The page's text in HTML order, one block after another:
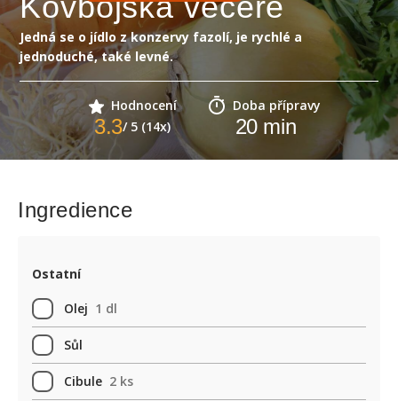
Jedná se o jídlo z konzervy fazolí, je rychlé a
jednoduché, také levné.
Hodnocení
3.3/ 5 (14x)
Doba přípravy
20min
Ingredience
Ostatní
Olej 1 dl
Sůl
Cibule 2 ks